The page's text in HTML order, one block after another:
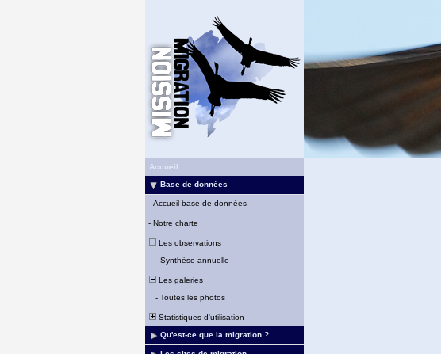
Accueil
Base de données
- Accueil base de données
- Notre charte
Les observations
- Synthèse annuelle
Les galeries
- Toutes les photos
Statistiques d'utilisation
Qu'est-ce que la migration ?